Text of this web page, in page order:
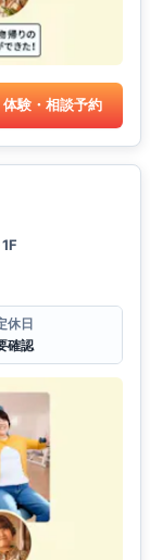
体験・相談予約
休日
確認